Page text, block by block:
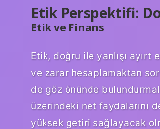
Etik Perspektifi:
Etik ve Finans
Etik, doğru ile yanlışı ayırt
ve zarar hesaplamaktan
de göz önünde
üzerindeki net faydalarını
yüksek getiri sağlayacak